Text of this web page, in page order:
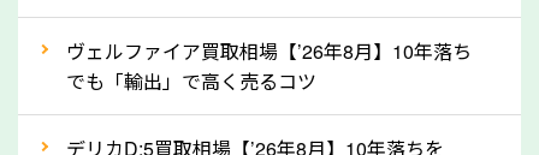
ってきます！
自動車税の還付金は、先に年払いしていた自動車税が
月割りで返還されるものです。ですから、自動車税の
ヴェルファイア買取相場【’26年8月】10年落ち
でも「輸出」で高く売るコツ
デリカD:5買取相場【’26年8月】10年落ちを